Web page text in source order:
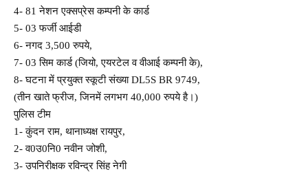
4- 81 नेशन एक्सप्रेस कम्पनी के कार्ड
5- 03 फर्जी आईडी
6- नगद 3,500 रुपये,
7- 03 सिम कार्ड (जियो, एयरटेल व वीआई कम्पनी के),
8- घटना में प्रयुक्त स्कूटी संख्या DL5S BR 9749,
(तीन खाते फ्रीज, जिनमें लगभग 40,000 रुपये है।)
पुलिस टीम
1- कुंदन राम, थानाध्यक्ष रायपुर,
2- व0उ0नि0 नवीन जोशी,
3- उपनिरीक्षक रविन्द्र सिंह नेगी